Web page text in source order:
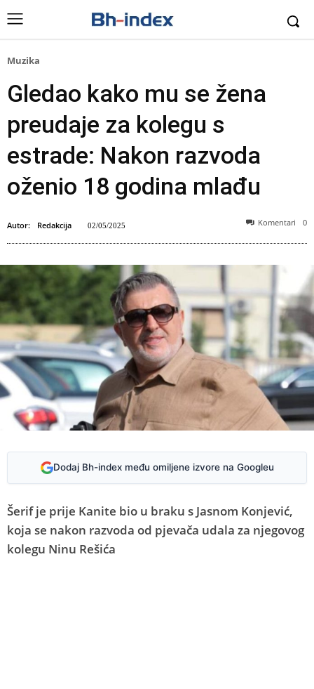
Muzika
Gledao kako mu se žena
preudaje za kolegu s
estrade: Nakon razvoda
oženio 18 godina mlađu
Autor: Redakcija 02/05/2025 Komentari 0
Dodaj Bh-index među omiljene izvore na Googleu
Šerif je prije Kanite bio u braku s Jasnom Konjević,
koja se nakon razvoda od pjevača udala za njegovog
kolegu Ninu Rešića